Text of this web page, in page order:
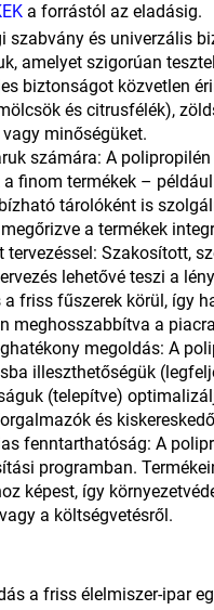
a forrástól az eladásig.
szabvány és univerzális
amelyet szigorúan
biztonságot közvetlen
és citrusfélék),
minőségüket.
számára: A
finom termékek –
tárolóként is
a termékek
Szakosított,
lehetővé teszi a
friss fűszerek körül, így
meghosszabbítva a
megoldás: A
illeszthetőségük
(telepítve)
és
fenntarthatóság: A
programban.
képest, így
a költségvetésről.
a friss élelmiszer-ipar